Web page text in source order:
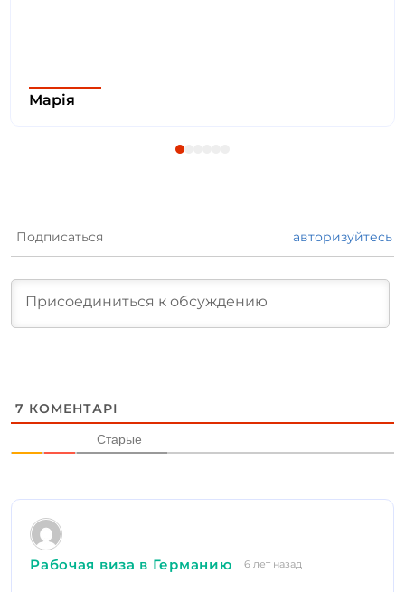
Марія
Подписаться авторизуйтесь
7 КОМЕНТАРІ
Старые
Рабочая виза в Германию 6 лет назад